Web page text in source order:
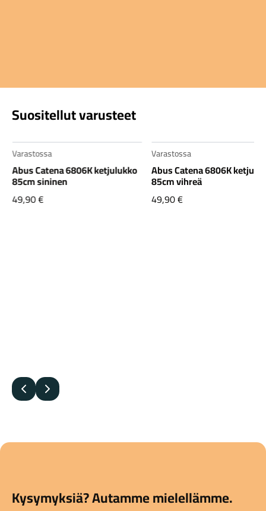
Suositellut varusteet
Varastossa
Abus Catena 6806K ketjulukko
85cm sininen
49,90€
Varastossa
Abus Catena 6806K
85cm vihreä
49,90€
Edellinen
Seuraava
Kysymyksiä? Autamme mielellämme.